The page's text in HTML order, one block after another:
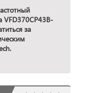
VFD370CP43B-
за